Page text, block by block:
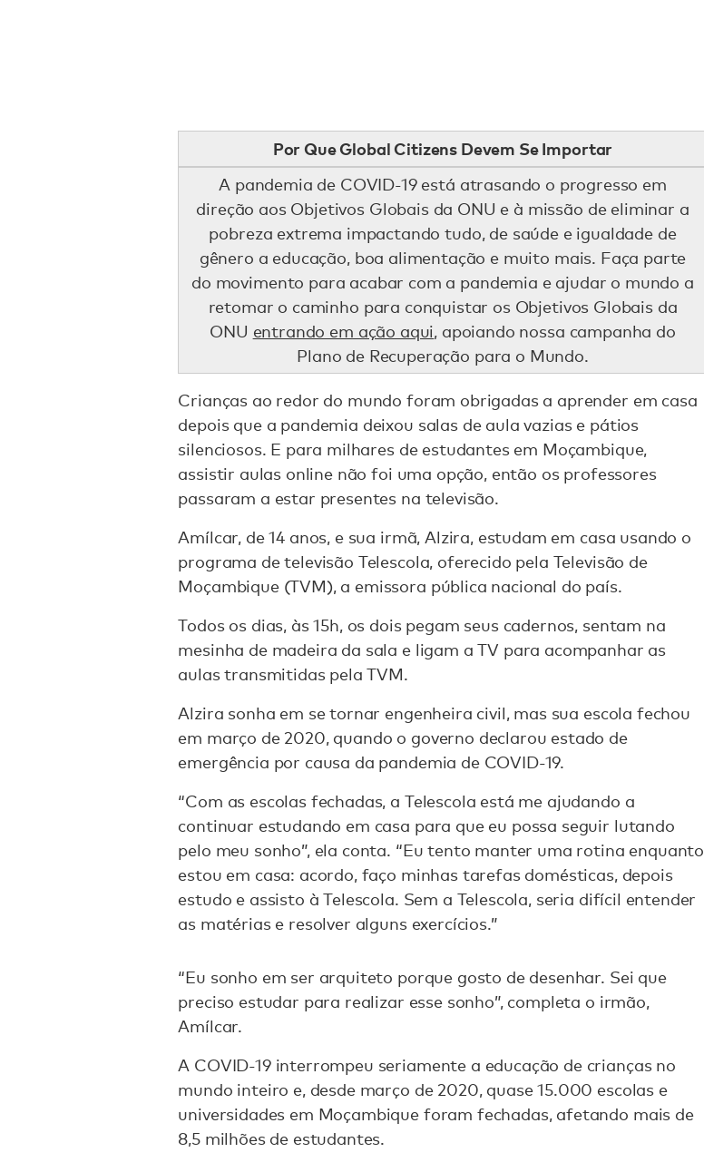
Por Que Global Citizens Devem Se Importar
A pandemia de COVID-19 está atrasando o progresso em
direção aos Objetivos Globais da ONU e à missão de eliminar a
pobreza extrema impactando tudo, de saúde e igualdade de
gênero a educação, boa alimentação e muito mais. Faça parte
do movimento para acabar com a pandemia e ajudar o mundo a
retomar o caminho para conquistar os Objetivos Globais da
ONU entrando em ação aqui, apoiando nossa campanha do
Plano de Recuperação para o Mundo.
Crianças ao redor do mundo foram obrigadas a aprender em casa
depois que a pandemia deixou salas de aula vazias e pátios
silenciosos. E para milhares de estudantes em Moçambique,
assistir aulas online não foi uma opção, então os professores
passaram a estar presentes na televisão.
Amílcar, de 14 anos, e sua irmã, Alzira, estudam em casa usando o
programa de televisão Telescola, oferecido pela Televisão de
Moçambique (TVM), a emissora pública nacional do país.
Todos os dias, às 15h, os dois pegam seus cadernos, sentam na
mesinha de madeira da sala e ligam a TV para acompanhar as
aulas transmitidas pela TVM.
Alzira sonha em se tornar engenheira civil, mas sua escola fechou
em março de 2020, quando o governo declarou estado de
emergência por causa da pandemia de COVID-19.
“Com as escolas fechadas, a Telescola está me ajudando a
continuar estudando em casa para que eu possa seguir lutando
pelo meu sonho”, ela conta. “Eu tento manter uma rotina enquanto
estou em casa: acordo, faço minhas tarefas domésticas, depois
estudo e assisto à Telescola. Sem a Telescola, seria difícil entender
as matérias e resolver alguns exercícios.”
“Eu sonho em ser arquiteto porque gosto de desenhar. Sei que
preciso estudar para realizar esse sonho”, completa o irmão,
Amílcar.
A COVID-19 interrompeu seriamente a educação de crianças no
mundo inteiro e, desde março de 2020, quase 15.000 escolas e
universidades em Moçambique foram fechadas, afetando mais de
8,5 milhões de estudantes.